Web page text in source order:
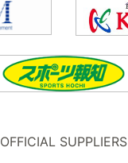
OFFICIAL SUPPLIERS